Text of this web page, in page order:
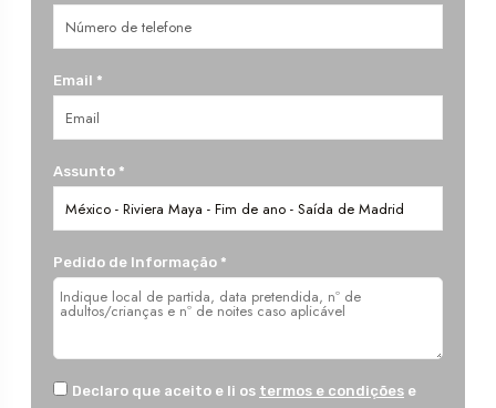
Email *
Assunto *
Pedido de Informação *
Declaro que aceito e li os termos e condições e